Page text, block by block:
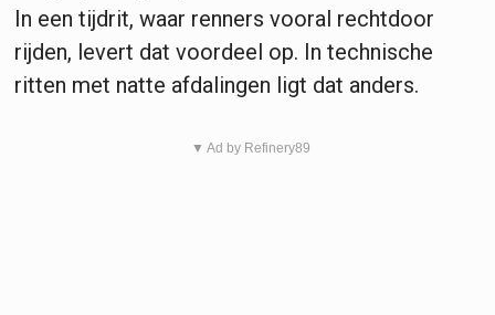
In een tijdrit, waar renners vooral rechtdoor
rijden, levert dat voordeel op. In technische
ritten met natte afdalingen ligt dat anders.
▼ Ad by Refinery89